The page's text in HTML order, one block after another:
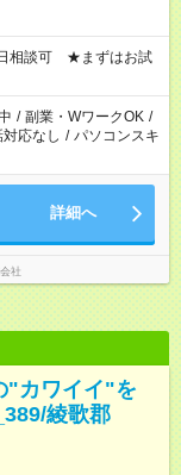
日相談可 ★まずはお試
/ 副業・WワークOK /
対応なし / パソコンスキ
詳細へ
社
"カワイイ"を
綾歌郡